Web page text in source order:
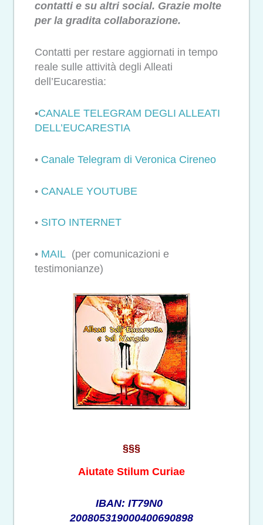
contatti e su altri social. Grazie molte
per la gradita collaborazione.
Contatti per restare aggiornati in tempo
reale sulle attività degli Alleati
dell’Eucarestia:
•CANALE TELEGRAM DEGLI ALLEATI
DELL’EUCARESTIA
• Canale Telegram di Veronica Cireneo
• CANALE YOUTUBE
• SITO INTERNET
• MAIL (per comunicazioni e
testimonianze)
§§§
Aiutate Stilum Curiae
IBAN: IT79N0
200805319000400690898